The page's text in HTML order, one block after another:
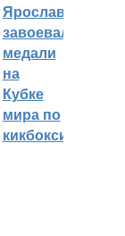
Ярославцы
завоевали
медали
на
Кубке
мира по
кикбоксингу